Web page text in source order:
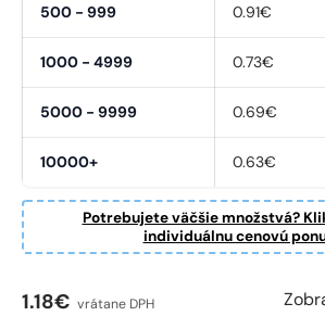
500 - 999 0.91€
1000 - 4999 0.73€
5000 - 9999 0.69€
10000+ 0.63€
Potrebujete väčšie množstvá?
individuálnu cenovú
Etternavn
E-post *
Telefon
Bežná cena
1.18€ vrátane DPH